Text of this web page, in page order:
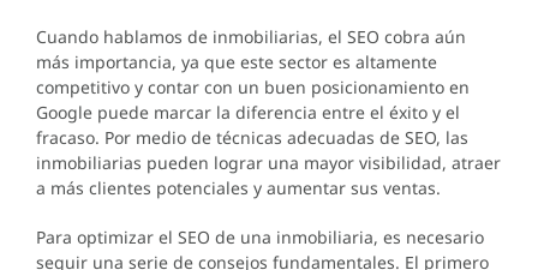
Cuando hablamos de inmobiliarias, el SEO cobra aún
más importancia, ya que este sector es altamente
competitivo y contar con un buen posicionamiento en
Google puede marcar la diferencia entre el éxito y el
fracaso. Por medio de técnicas adecuadas de SEO, las
inmobiliarias pueden lograr una mayor visibilidad, atraer
a más clientes potenciales y aumentar sus ventas.
Para optimizar el SEO de una inmobiliaria, es necesario
seguir una serie de consejos fundamentales. El primero